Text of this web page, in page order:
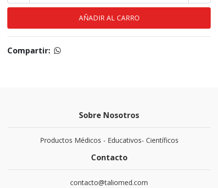
Compartir:
Sobre Nosotros
Productos Médicos - Educativos- Científicos
Contacto
contacto@taliomed.com